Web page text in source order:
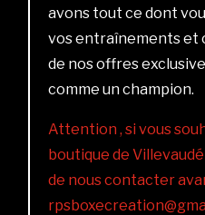
avons tout ce dont
vos entraînements et
de nos offres
comme un champion.
Attention , si vous
boutique de
de nous contacter